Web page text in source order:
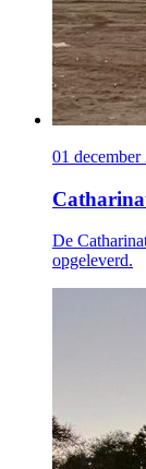
01 december
De
opgeleverd.